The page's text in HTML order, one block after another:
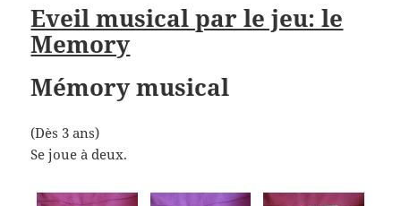
Eveil musical par le jeu: le
Memory
Mémory musical
(Dès 3 ans)
Se joue à deux.